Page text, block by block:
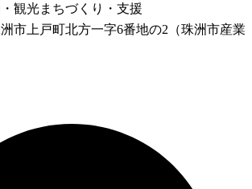
観光まちづくり・支援
市上戸町北方一字6番地の2（珠洲市産業